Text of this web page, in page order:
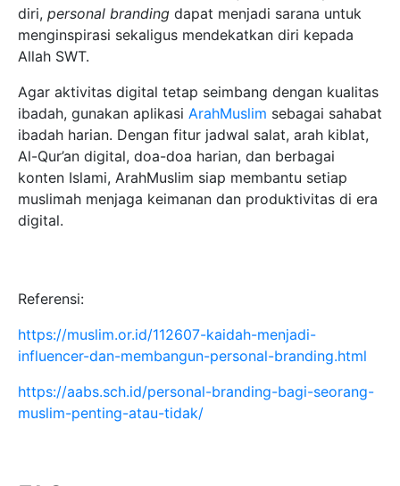
diri, personal branding dapat menjadi sarana untuk
menginspirasi sekaligus mendekatkan diri kepada
Allah SWT.
Agar aktivitas digital tetap seimbang dengan kualitas
ibadah, gunakan aplikasi ArahMuslim sebagai sahabat
ibadah harian. Dengan fitur jadwal salat, arah kiblat,
Al-Qur’an digital, doa-doa harian, dan berbagai
konten Islami, ArahMuslim siap membantu setiap
muslimah menjaga keimanan dan produktivitas di era
digital.
Referensi:
https://muslim.or.id/112607-kaidah-menjadi-
influencer-dan-membangun-personal-branding.html
https://aabs.sch.id/personal-branding-bagi-seorang-
muslim-penting-atau-tidak/